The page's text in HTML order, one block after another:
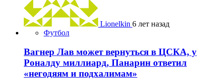
Lionelkin 6 лет назад
Футбол
Вагнер Лав может вернуться в ЦСКА, у
Роналду миллиард, Панарин ответил
«негодяям и подхалимам»